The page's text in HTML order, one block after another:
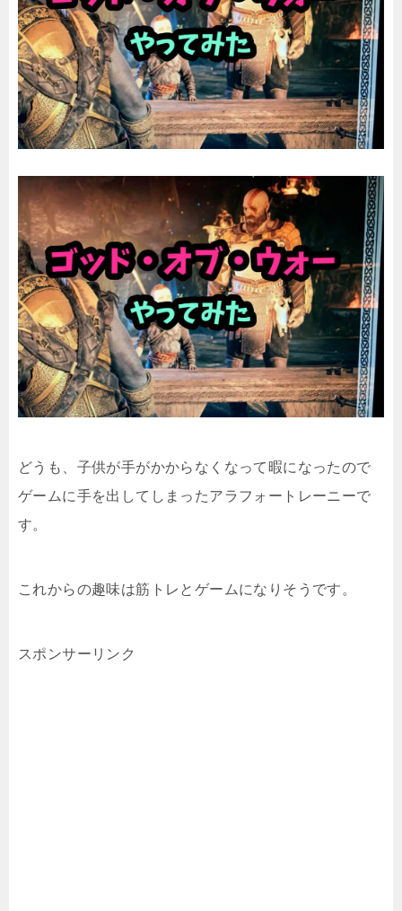
どうも、子供が手がかからなくなって暇になったので
ゲームに手を出してしまったアラフォートレーニーで
す。
これからの趣味は筋トレとゲームになりそうです。
スポンサーリンク